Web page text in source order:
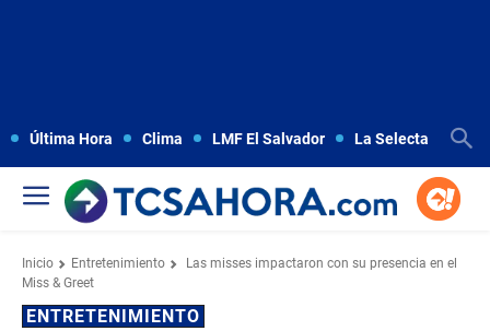
Última Hora Clima LMF El Salvador La Selecta
Inicio Entretenimiento
Las misses impactaron con su presencia en el
Miss & Greet
ENTRETENIMIENTO